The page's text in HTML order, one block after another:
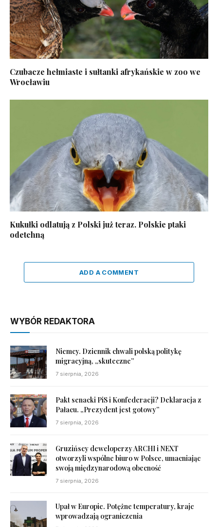
Czubacze hełmiaste i sułtanki afrykańskie w zoo we
Wrocławiu
Kukułki odlatują z Polski już teraz. Polskie ptaki
odetchną
ADD A COMMENT
WYBÓR REDAKTORA
Niemcy. Dziennik chwali polską politykę
migracyjną, „skuteczne”
7 sierpnia, 2026
Pakt senacki PiS i Konfederacji? Deklaracja z
Pałacu. „Prezydent jest gotowy”
7 sierpnia, 2026
Gruzińscy deweloperzy ARCHI i NEXT
otworzyli wspólne biuro w Polsce, umacniając
swoją międzynarodową obecność
7 sierpnia, 2026
Upał w Europie. Potężne temperatury, kraje
wprowadzają ograniczenia